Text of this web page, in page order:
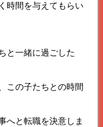
時間を与えてもらい
と一緒に過ごした
この子たちとの時間
へと転職を決意しま